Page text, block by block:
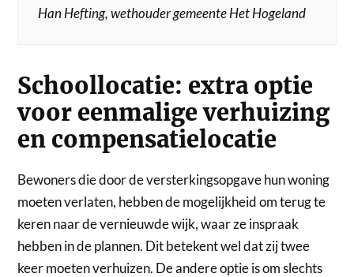
Han Hefting, wethouder gemeente Het Hogeland
Schoollocatie: extra optie
voor eenmalige verhuizing
en compensatielocatie
Bewoners die door de versterkingsopgave hun woning
moeten verlaten, hebben de mogelijkheid om terug te
keren naar de vernieuwde wijk, waar ze inspraak
hebben in de plannen. Dit betekent wel dat zij twee
keer moeten verhuizen. De andere optie is om slechts